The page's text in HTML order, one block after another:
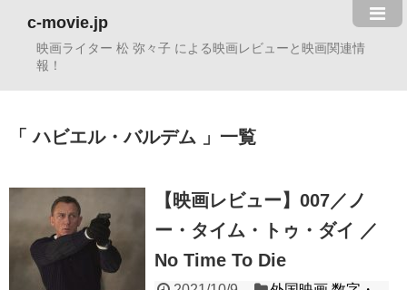
c-movie.jp
映画ライター 松 弥々子 による映画レビューと映画関連情
報！
ハビエル・バルデム 一覧
【映画レビュー】007／ノ
ー・タイム・トゥ・ダイ ／
No Time To Die